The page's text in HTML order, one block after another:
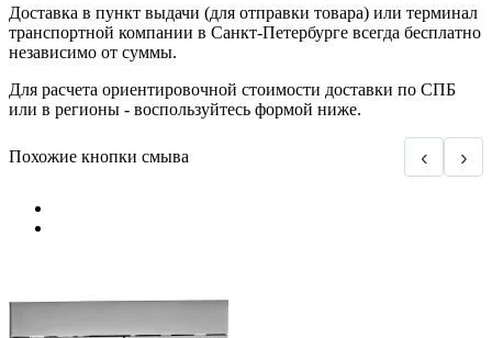
Доставка в пункт выдачи (для отправки товара) или терминал
транспортной компании в Санкт-Петербурге всегда бесплатно
независимо от суммы.
Для расчета ориентировочной стоимости доставки по СПБ
или в регионы - воспользуйтесь формой ниже.
Похожие кнопки смыва ‹ ›